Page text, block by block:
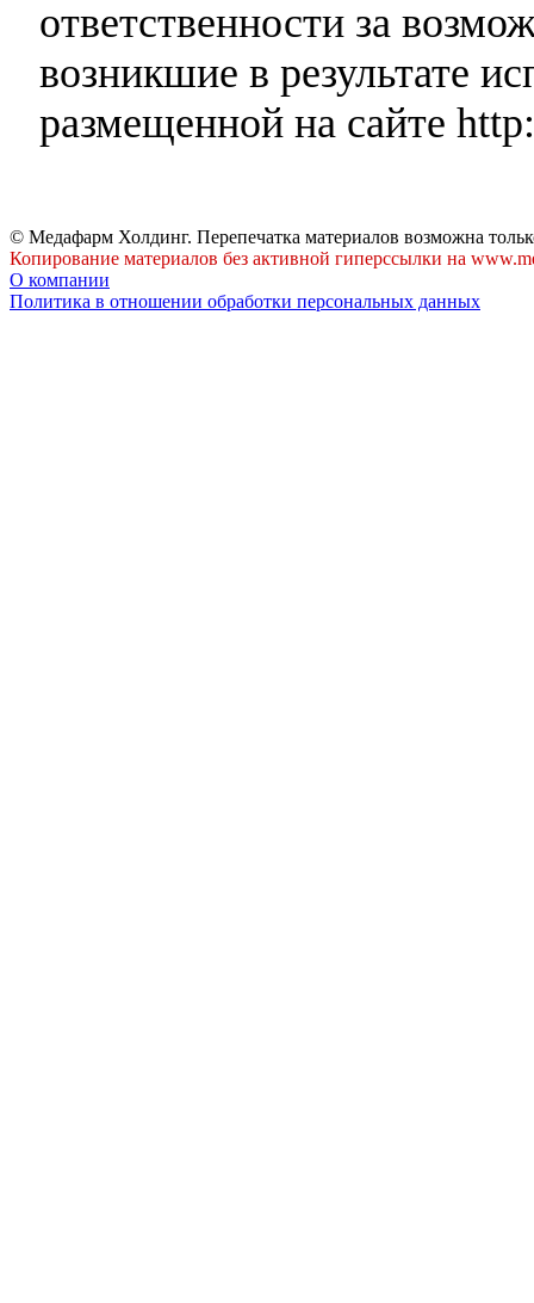
ответственности за
возникшие в результате
размещенной на сайте
© Медафарм Холдинг. Перепечатка материалов возможна
Копирование материалов без активной гиперссылки на
О компании
Политика в отношении обработки персональных данных